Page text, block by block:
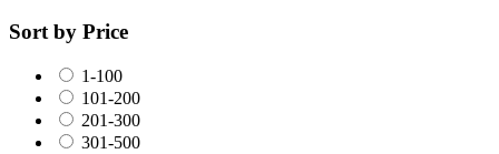
Sort by Price
1-100
101-200
201-300
301-500